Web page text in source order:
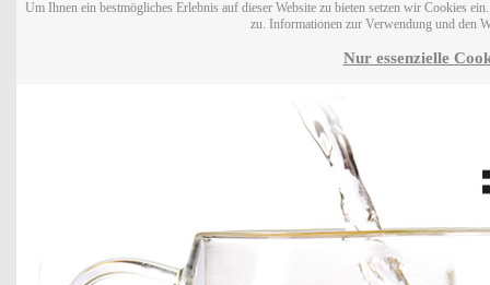
Um Ihnen ein bestmögliches Erlebnis auf dieser Website zu bieten setzen wir Cookies
zu. Informationen zur Verwendung und den
Nur essenzielle